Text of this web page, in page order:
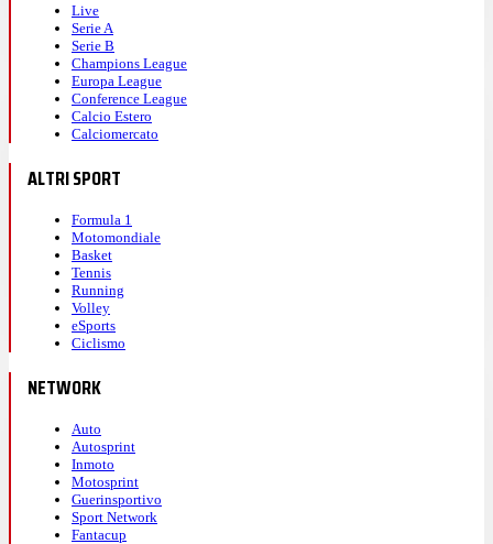
Live
Serie A
Serie B
Champions League
Europa League
Conference League
Calcio Estero
Calciomercato
ALTRI SPORT
Formula 1
Motomondiale
Basket
Tennis
Running
Volley
eSports
Ciclismo
NETWORK
Auto
Autosprint
Inmoto
Motosprint
Guerinsportivo
Sport Network
Fantacup